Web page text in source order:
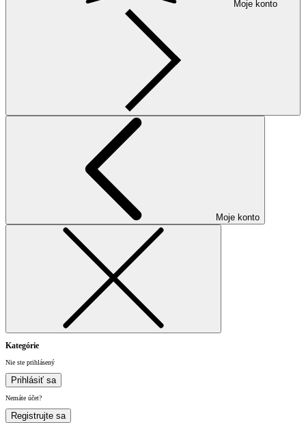
Moje konto
Moje konto
Kategórie
Nie ste prihlásený
Prihlásiť sa
Nemáte účet?
Registrujte sa